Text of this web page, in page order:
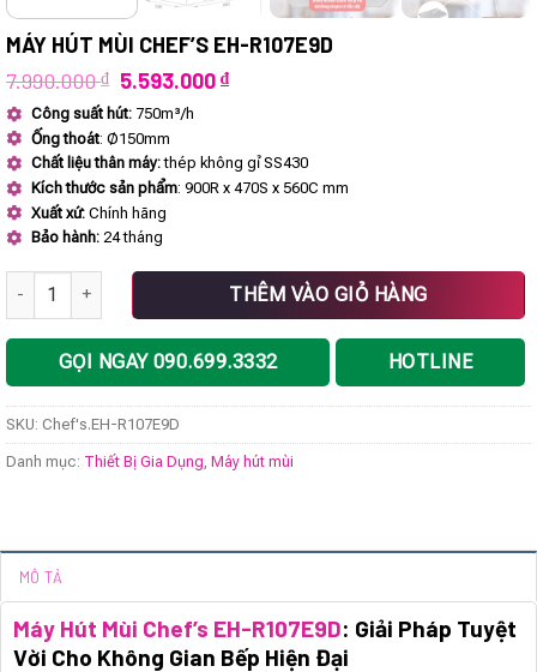
MÁY HÚT MÙI CHEF’S EH-R107E9D
7.990.000₫ Giá
gốc
là:
7.990.000 ₫.
5.593.000₫Giá
5.593.000 ₫.
Công suất hút: 750m³/h
Ống thoát: Ø150mm
Chất liệu thân máy:thép không gỉ SS430
Kích thước sản phẩm: 900R x 470S x 560C mm
Xuất xứ: Chính hãng
Bảo hành: 24 tháng
Máy hút mùi Chef's EH-R107E9D số lượngTHÊM VÀO GIỎ HÀNG
GỌI NGAY 090.699.3332 HOTLINE
SKU: Chef's.EH-R107E9D
Danh mục: Thiết Bị Gia Dụng Máy hút mùi
MÔ TẢ
Máy Hút Mùi Chef’s EH-R107E9D: Giải Pháp Tuyệt
Vời Cho Không Gian Bếp Hiện Đại